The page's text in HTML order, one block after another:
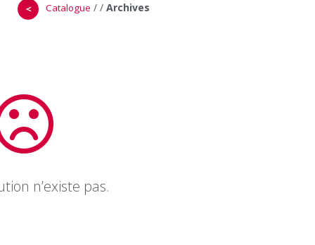
＜ Catalogue / / Archives
n’existe pas.